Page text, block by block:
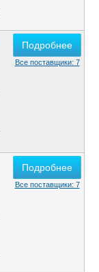
Подробнее
Все поставщики: 7
Подробнее
Все поставщики: 7